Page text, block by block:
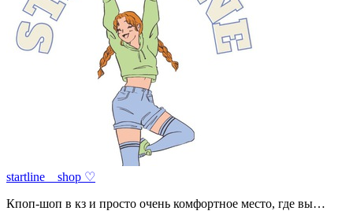
startline__shop ♡
Кпоп-шоп в кз и просто очень комфортное место, где вы…